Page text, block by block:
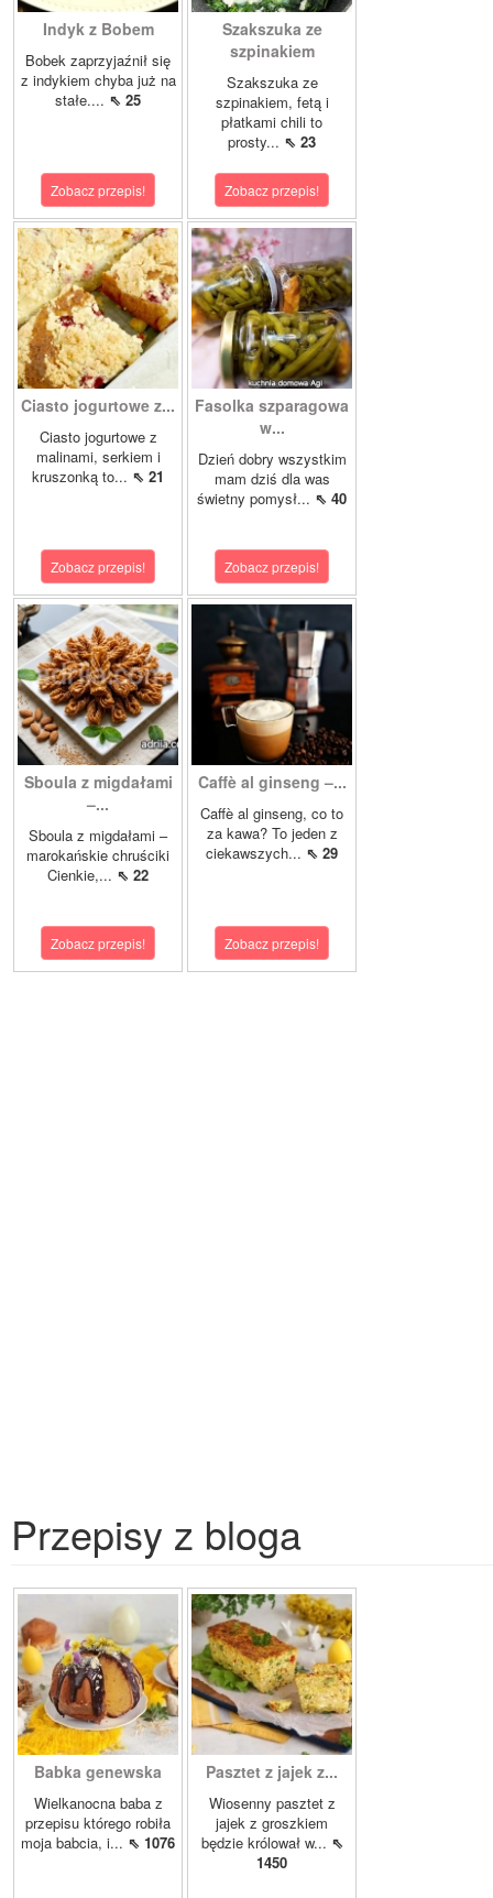
Indyk z Bobem
Bobek zaprzyjaźnił się
z indykiem chyba już na
stałe.... ⇖ 25
Zobacz przepis!
Szakszuka ze
szpinakiem
Szakszuka ze
szpinakiem, fetą i
płatkami chili to
prosty... ⇖ 23
Zobacz przepis!
Ciasto jogurtowe z...
Ciasto jogurtowe z
malinami, serkiem i
kruszonką to... ⇖ 21
Zobacz przepis!
Fasolka szparagowa
w...
Dzień dobry wszystkim
mam dziś dla was
świetny pomysł... ⇖ 40
Zobacz przepis!
Sboula z migdałami
–...
Sboula z migdałami –
marokańskie chruściki
Cienkie,... ⇖ 22
Zobacz przepis!
Caffè al ginseng –...
Caffè al ginseng, co to
za kawa? To jeden z
ciekawszych... ⇖ 29
Zobacz przepis!
Przepisy z bloga
Babka genewska
Wielkanocna baba z
przepisu którego robiła
moja babcia, i... ⇖ 1076
Pasztet z jajek z...
Wiosenny pasztet z
jajek z groszkiem
będzie królował w... ⇖
1450